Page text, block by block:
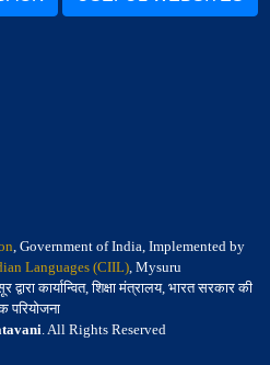
, Government of India, Implemented by
Languages (CIIL), Mysuru
कार्यान्वित, शिक्षा मंत्रालय, भारत सरकार की
परियोजना
. All Rights Reserved